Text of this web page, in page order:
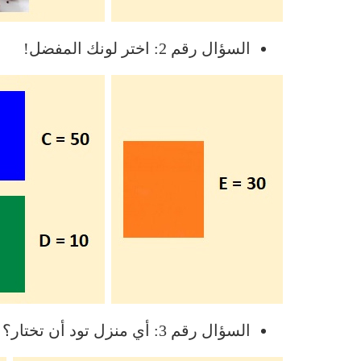
السؤال رقم 2: اختر لونك المفضل!
السؤال رقم 3: أي منزل تود أن تختار؟